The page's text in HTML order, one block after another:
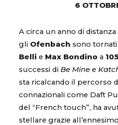
6
A circa un anno di
gli Ofenbach sono tornati
Belli e Max Bondino a
successi di Be Mine e
sta ricalcando il percorso
connazionali come Daft
del “French touch”, ha
stellare grazie